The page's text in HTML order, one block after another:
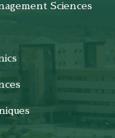
Sciences